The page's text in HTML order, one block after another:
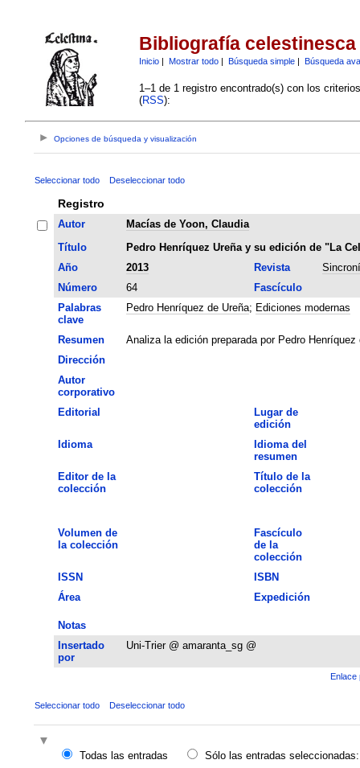
Bibliografía celestinesca
Inicio| Mostrar todo| Búsqueda simple| Búsqueda
1–1 de 1 registro encontrado(s) con los
(RSS):
Opciones de búsqueda y visualización
Seleccionar todo Deseleccionar todo
Registro
Autor
Macías de Yoon, Claudia
Título
Pedro Henríquez Ureña y su edición de "La
Año
2013 Revista
Número
64
Fascículo
Palabras
clave
Pedro Henríquez de Ureña; Ediciones modernas
Resumen
Analiza la edición preparada por Pedro Henríquez
Dirección
Autor
corporativo
Editorial
Lugar de
edición
Idioma
Idioma del
resumen
Editor de la
colección
Título de la
colección
Volumen de
la colección
Fascículo
de la
colección
ISSN
ISBN
Área
Expedición
Notas
Insertado
por
Uni-Trier @ amaranta_sg @
Enlace
Seleccionar todo Deseleccionar todo
Todas las entradas
Sólo las entradas seleccionadas: